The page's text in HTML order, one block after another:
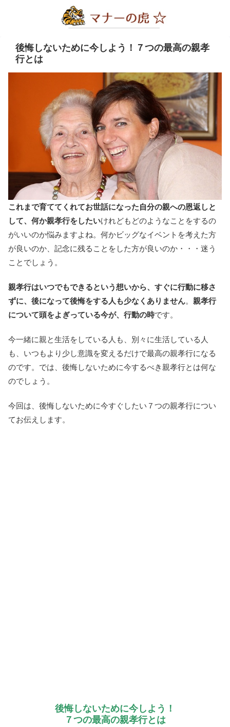
後悔しないために今しよう！７つの最高の親孝
行とは
これまで育ててくれてお世話になった自分の親への恩返しと
して、何か親孝行をしたいけれどもどのようなことをするの
がいいのか悩みますよね。何かビッグなイベントを考えた方
が良いのか、記念に残ることをした方が良いのか・・・迷う
ことでしょう。
親孝行はいつでもできるという想いから、すぐに行動に移さ
ずに、後になって後悔をする人も少なくありません。 親孝行
について頭をよぎっている今が、行動の時です。
今一緒に親と生活をしている人も、別々に生活している人
も、いつもより少し意識を変えるだけで最高の親孝行になる
のです。では、後悔しないために今するべき親孝行とは何な
のでしょう。
今回は、後悔しないために今すぐしたい７つの親孝行につい
てお伝えします。
後悔しないために今しよう！
７つの最高の親孝行とは